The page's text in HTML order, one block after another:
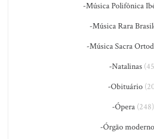
-Música Polifônica
-Música Rara
-Música Sacra
-Natalinas
-Obituário
-Ópera(248)
-Órgão moderno